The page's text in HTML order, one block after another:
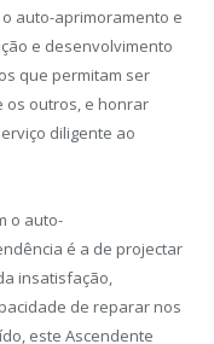
auto-aprimoramento e
e desenvolvimento
que permitam ser
os outros, e honrar
diligente ao
o auto-
é a de projectar
insatisfação,
de reparar nos
este Ascendente